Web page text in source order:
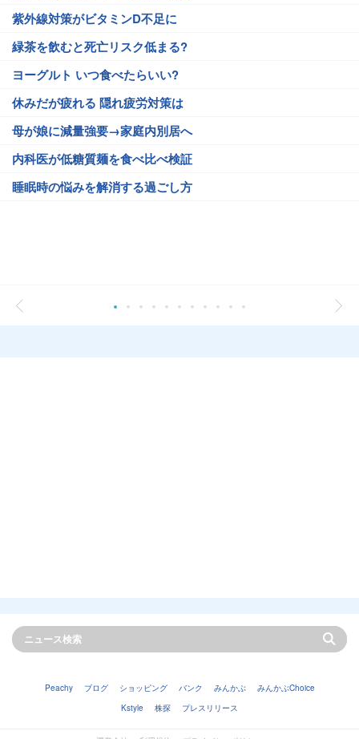
紫外線対策がビタミンD不足に
緑茶を飲むと死亡リスク低まる?
ヨーグルト いつ食べたらいい?
休みだが疲れる 隠れ疲労対策は
母が娘に減量強要→家庭内別居へ
内科医が低糖質麺を食べ比べ検証
睡眠時の悩みを解消する過ごし方
Peachy ブログ ショッピング バンク みんかぶ
みんかぶChoice
Kstyle
株探 プレスリリース